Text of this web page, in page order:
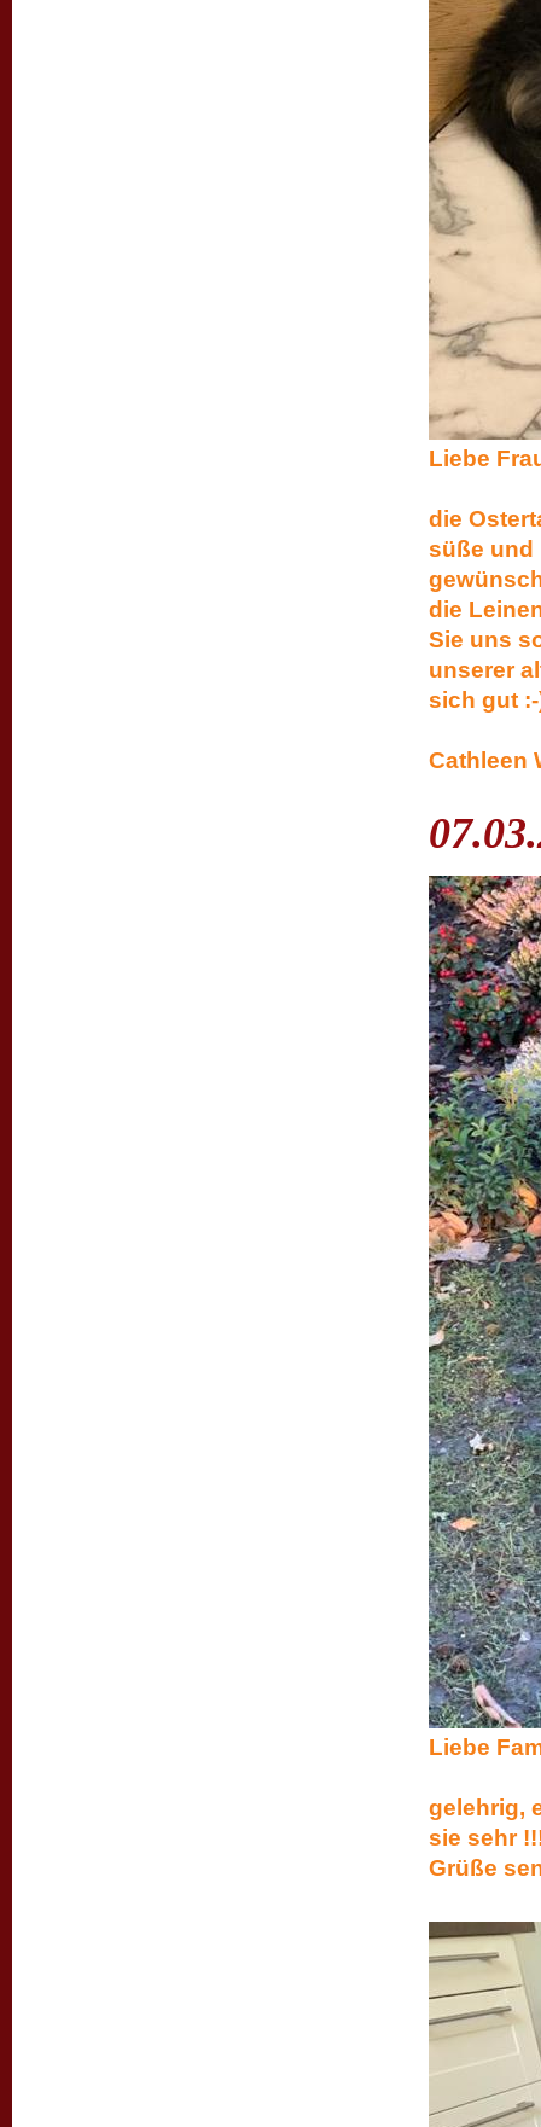
die
süße und
die
Sie uns
unserer
sich
Cathleen
gelehrig,
sie
Grüße